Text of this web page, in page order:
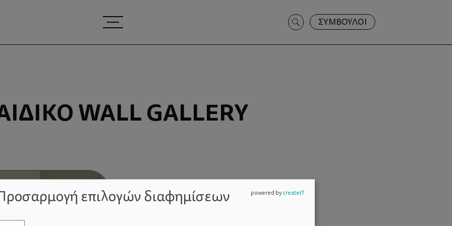
Search
for:
ΣΥΜΒΟΥΛΟΙ
WALL GALLERY
επιλογών διαφημίσεων powered bycreateIT